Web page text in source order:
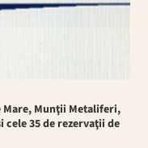
Munţii Metaliferi,
cele 35 de rezervaţii de